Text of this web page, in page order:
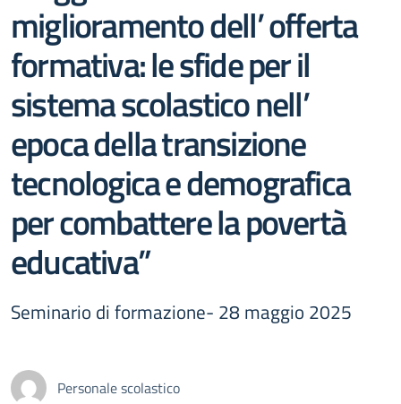
miglioramento dell’ offerta
formativa: le sfide per il
sistema scolastico nell’
epoca della transizione
tecnologica e demografica
per combattere la povertà
educativa”
Seminario di formazione- 28 maggio 2025
Personale scolastico